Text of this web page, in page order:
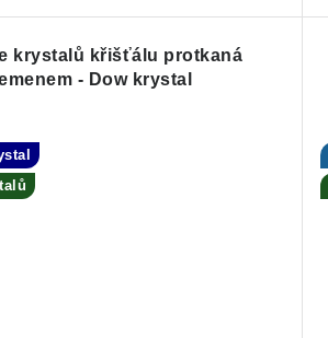
krystalů křišťálu protkaná
- Dow krystal